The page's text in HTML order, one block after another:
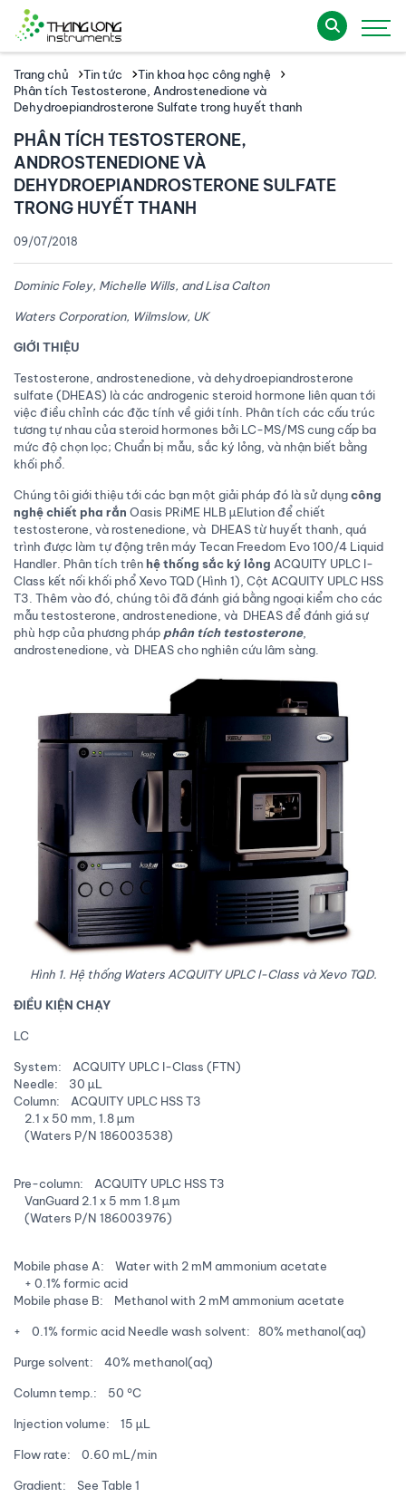
Trang chủ Tin tức
Tin khoa học công nghệ
Phân tích Testosterone, Androstenedione và
Dehydroepiandrosterone Sulfate trong huyết thanh
PHÂN TÍCH TESTOSTERONE,
ANDROSTENEDIONE VÀ
DEHYDROEPIANDROSTERONE SULFATE
TRONG HUYẾT THANH
09/07/2018
Dominic Foley, Michelle Wills, and Lisa Calton
Waters Corporation, Wilmslow, UK
GIỚI THIỆU
Testosterone, androstenedione, và dehydroepiandrosterone
sulfate (DHEAS) là các androgenic steroid hormone liên quan tới
việc điều chỉnh các đặc tính về giới tính. Phân tích các cấu trúc
tương tự nhau của steroid hormones bởi LC-MS/MS cung cấp ba
mức độ chọn lọc; Chuẩn bị mẫu, sắc ký lỏng, và nhận biết bằng
khối phổ.
Chúng tôi giới thiệu tới các bạn một giải pháp đó là sử dụngcông
nghệ chiết pha rắn Oasis PRiME HLB µElution để chiết
testosterone, và rostenedione, và DHEAS từ huyết thanh, quá
trình được làm tự động trên máy Tecan Freedom Evo 100/4 Liquid
Handler. Phân tích trên hệ thống sắc ký lỏng ACQUITY UPLC I-
Class kết nối khối phổ Xevo TQD (Hình 1), Cột ACQUITY UPLC HSS
T3. Thêm vào đó, chúng tôi đã đánh giá bằng ngoại kiểm cho các
mẫu testosterone, androstenedione, và DHEAS để đánh giá sự
phù hợp của phương pháp phân tích testosterone,
androstenedione, và DHEAS cho nghiên cứu lâm sàng.
Hình 1. Hệ thống Waters ACQUITY UPLC I-Class và Xevo TQD.
ĐIỀU KIỆN CHẠY
LC
System: ACQUITY UPLC I-Class (FTN)
Needle: 30 µL
Column: ACQUITY UPLC HSS T3
2.1 x 50 mm, 1.8 µm
(Waters P/N 186003538)
Pre-column: ACQUITY UPLC HSS T3
VanGuard 2.1 x 5 mm 1.8 µm
(Waters P/N 186003976)
Mobile phase A: Water with 2 mM ammonium acetate
+ 0.1% formic acid
Mobile phase B: Methanol with 2 mM ammonium acetate
+ 0.1% formic acid Needle wash solvent: 80% methanol(aq)
Purge solvent: 40% methanol(aq)
Column temp.: 50 °C
Injection volume: 15 µL
Flow rate: 0.60 mL/min
Gradient: See Table 1